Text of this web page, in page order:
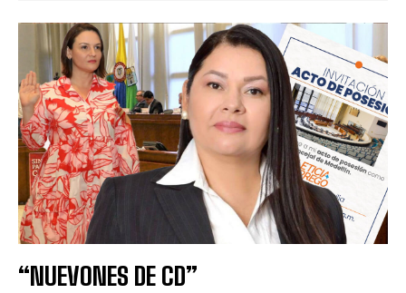
“NUEVONES DE CD”